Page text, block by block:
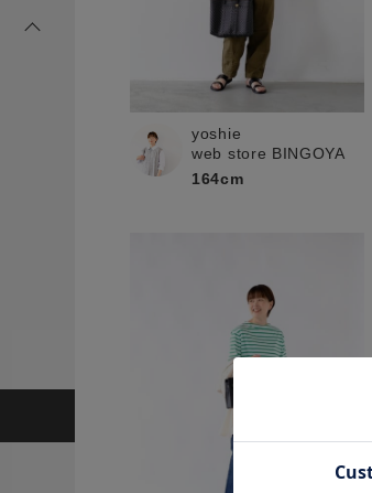
yoshie
web store BINGOYA
164cm